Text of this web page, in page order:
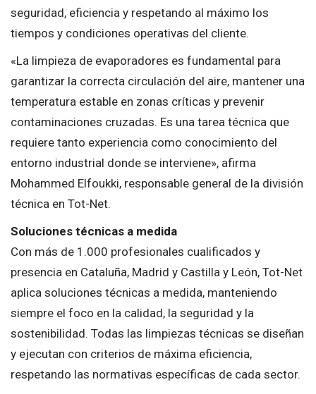
seguridad, eficiencia y respetando al máximo los
tiempos y condiciones operativas del cliente.
«La limpieza de evaporadores es fundamental para
garantizar la correcta circulación del aire, mantener una
temperatura estable en zonas críticas y prevenir
contaminaciones cruzadas. Es una tarea técnica que
requiere tanto experiencia como conocimiento del
entorno industrial donde se interviene», afirma
Mohammed Elfoukki, responsable general de la división
técnica en Tot-Net.
Soluciones técnicas a medida
Con más de 1.000 profesionales cualificados y
presencia en Cataluña, Madrid y Castilla y León, Tot-Net
aplica soluciones técnicas a medida, manteniendo
siempre el foco en la calidad, la seguridad y la
sostenibilidad. Todas las limpiezas técnicas se diseñan
y ejecutan con criterios de máxima eficiencia,
respetando las normativas específicas de cada sector.